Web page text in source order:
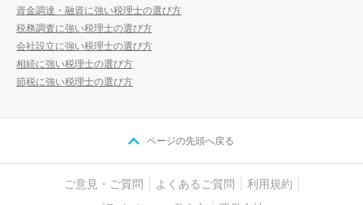
資金調達・融資に強い税理士の選び方
税務調査に強い税理士の選び方
会社設立に強い税理士の選び方
相続に強い税理士の選び方
節税に強い税理士の選び方
ページの先頭へ戻る
ご意見・ご質問 よくあるご質問
利用規約